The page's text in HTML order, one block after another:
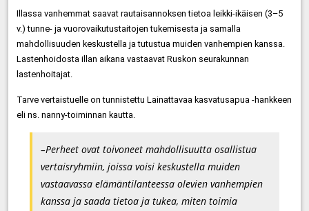
Illassa vanhemmat saavat rautaisannoksen tietoa leikki-ikäisen (3–5
v.) tunne- ja vuorovaikutustaitojen tukemisesta ja samalla
mahdollisuuden keskustella ja tutustua muiden vanhempien kanssa.
Lastenhoidosta illan aikana vastaavat Ruskon seurakunnan
lastenhoitajat.
Tarve vertaistuelle on tunnistettu Lainattavaa kasvatusapua -hankkeen
eli ns. nanny-toiminnan kautta.
–Perheet ovat toivoneet mahdollisuutta osallistua
vertaisryhmiin, joissa voisi keskustella muiden
vastaavassa elämäntilanteessa olevien vanhempien
kanssa ja saada tietoa ja tukea, miten toimia